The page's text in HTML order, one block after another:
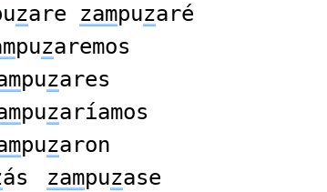
zare zampuzaré
puzaremos
puzares
puzaríamos
puzaron
ás zampuzase